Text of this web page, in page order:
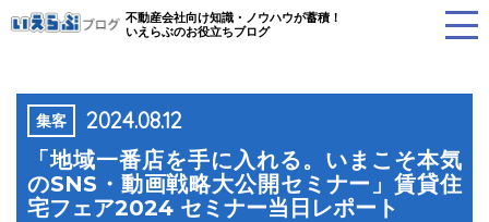
不動産会社向け知識・ノウハウが蓄積！
いえらぶのお役立ちブログ
集客 2024.08.12
「地域一番店を手に入れる。いまこそ本気
のSNS・動画戦略大公開セミナー」賃貸住
宅フェア2024 セミナー当日レポート